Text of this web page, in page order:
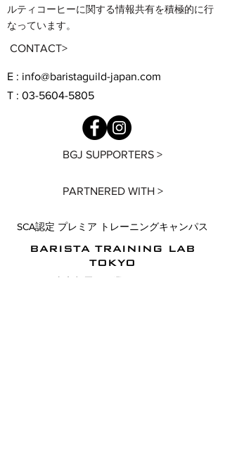
ルティコーヒーに関する情報共有を積極的に行
なっています。
CONTACT>
E : info@baristaguild-japan.com
T : 03-5604-5805
BGJ SUPPORTERS >
PARTNERED WITH >
SCA認定 プレミア トレーニングキャンパス
BARISTA TRAINING LAB
TOKYO